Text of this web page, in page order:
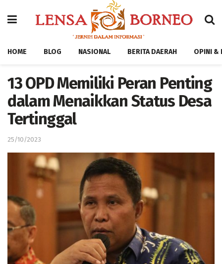
HOME BLOG NASIONAL BERITA DAERAH OPINI &
13 OPD Memiliki Peran Penting
dalam Menaikkan Status Desa
Tertinggal
25/10/2023